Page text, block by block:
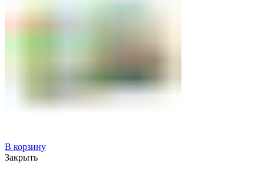
В корзину
Закрыть